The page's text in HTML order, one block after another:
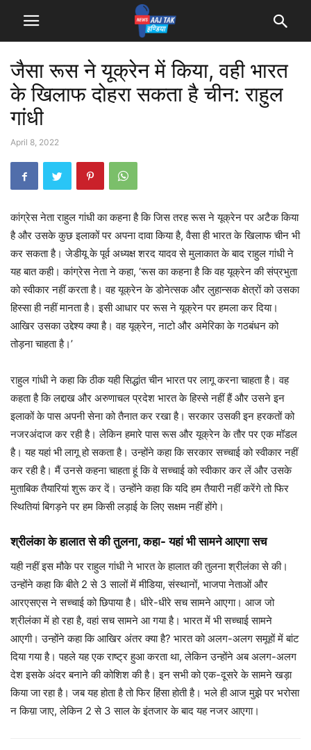
जैसा रूस ने यूक्रेन में किया, वही भारत
के खिलाफ दोहरा सकता है चीन: राहुल
गांधी
April 8, 2022
कांग्रेस नेता राहुल गांधी का कहना है कि जिस तरह रूस ने यूक्रेन पर अटैक किया
है और उसके कुछ इलाकों पर अपना दावा किया है, वैसा ही भारत के खिलाफ चीन भी
कर सकता है। जेडीयू के पूर्व अध्यक्ष शरद यादव से मुलाकात के बाद राहुल गांधी ने
यह बात कही। कांग्रेस नेता ने कहा, ‘रूस का कहना है कि वह यूक्रेन की संप्रभुता
को स्वीकार नहीं करता है। वह यूक्रेन के डोनेत्सक और लुहान्सक क्षेत्रों को उसका
हिस्सा ही नहीं मानता है। इसी आधार पर रूस ने यूक्रेन पर हमला कर दिया।
आखिर उसका उद्देश्य क्या है। वह यूक्रेन, नाटो और अमेरिका के गठबंधन को
तोड़ना चाहता है।’
राहुल गांधी ने कहा कि ठीक यही सिद्धांत चीन भारत पर लागू करना चाहता है। वह
कहता है कि लद्दाख और अरुणाचल प्रदेश भारत के हिस्से नहीं हैं और उसने इन
इलाकों के पास अपनी सेना को तैनात कर रखा है। सरकार उसकी इन हरकतों को
नजरअंदाज कर रही है। लेकिन हमारे पास रूस और यूक्रेन के तौर पर एक मॉडल
है। यह यहां भी लागू हो सकता है। उन्होंने कहा कि सरकार सच्चाई को स्वीकार नहीं
कर रही है। मैं उनसे कहना चाहता हूं कि वे सच्चाई को स्वीकार कर लें और उसके
मुताबिक तैयारियां शुरू कर दें। उन्होंने कहा कि यदि हम तैयारी नहीं करेंगे तो फिर
स्थितियां बिगड़ने पर हम किसी लड़ाई के लिए सक्षम नहीं होंगे।
श्रीलंका के हालात से की तुलना, कहा- यहां भी सामने आएगा सच
यही नहीं इस मौके पर राहुल गांधी ने भारत के हालात की तुलना श्रीलंका से की।
उन्होंने कहा कि बीते 2 से 3 सालों में मीडिया, संस्थानों, भाजपा नेताओं और
आरएसएस ने सच्चाई को छिपाया है। धीरे-धीरे सच सामने आएगा। आज जो
श्रीलंका में हो रहा है, वहां सच सामने आ गया है। भारत में भी सच्चाई सामने
आएगी। उन्होंने कहा कि आखिर अंतर क्या है? भारत को अलग-अलग समूहों में बांट
दिया गया है। पहले यह एक राष्ट्र हुआ करता था, लेकिन उन्होंने अब अलग-अलग
देश इसके अंदर बनाने की कोशिश की है। इन सभी को एक-दूसरे के सामने खड़ा
किया जा रहा है। जब यह होता है तो फिर हिंसा होती है। भले ही आज मुझे पर भरोसा
न किय़ा जाए, लेकिन 2 से 3 साल के इंतजार के बाद यह नजर आएगा।